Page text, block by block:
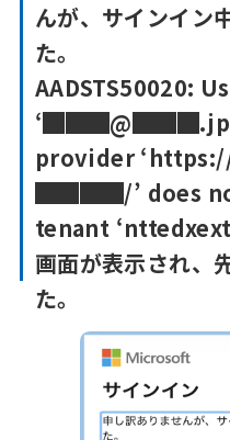
んが、サインイン
た。
AADSTS50020:
provider
████/’ does
tenant
画面が表示され、
た。